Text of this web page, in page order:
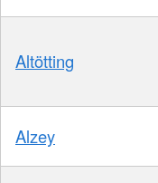
Altötting
Alzey